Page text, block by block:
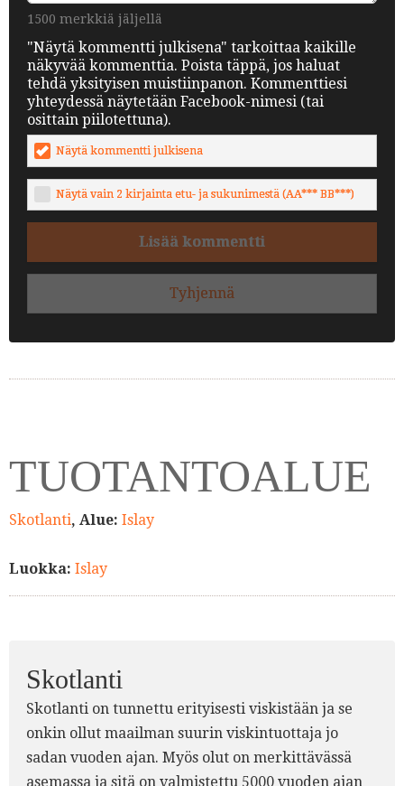
1500 merkkiä jäljellä
"Näytä kommentti julkisena" tarkoittaa kaikille
näkyvää kommenttia. Poista täppä, jos haluat
tehdä yksityisen muistiinpanon. Kommenttiesi
yhteydessä näytetään Facebook-nimesi (tai
osittain piilotettuna).
Näytä kommentti julkisena
Näytä vain 2 kirjainta etu- ja sukunimestä (AA*** BB***)
Lisää kommentti
Tyhjennä
TUOTANTOALUE
Skotlanti, Alue: Islay
Luokka: Islay
Skotlanti
Skotlanti on tunnettu erityisesti viskistään ja se
onkin ollut maailman suurin viskintuottaja jo
sadan vuoden ajan. Myös olut on merkittävässä
asemassa ja sitä on valmistettu 5000 vuoden ajan